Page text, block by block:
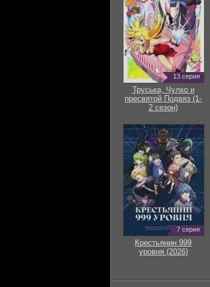
13 серия
Труська, Чулко и
пресвятой Подвяз (1-
2 сезон)
7 серия
Крестьянин 999
уровня (2026)